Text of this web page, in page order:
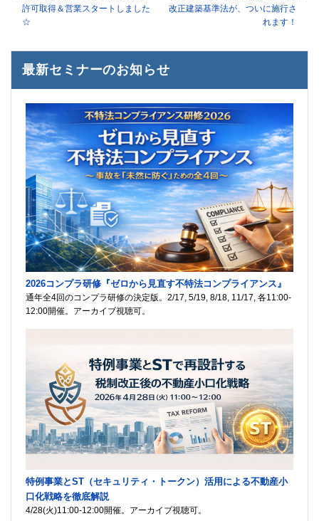
許可取得＆営業スタートしました
☆
改正建築基準法が、ついに施行さ
れます！
最新セミナーのお知らせ
2026コンプラ研修『ゼロから見直す不特法コンプライアンス』
通年全4回のコンプラ研修の決定版。2/17, 5/19, 8/18, 11/17, 各11:00-
12:00開催。アーカイブ視聴可。
特例事業とST（セキュリティ・トークン）活用による不動産小
口化戦略を徹底解説
4/28(火)11:00-12:00開催。アーカイブ視聴可。